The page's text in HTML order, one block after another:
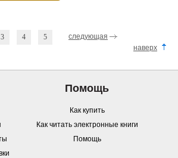
3 4 5
следующая
наверх
Помощь
Как купить
Как читать электронные книги
Помощь